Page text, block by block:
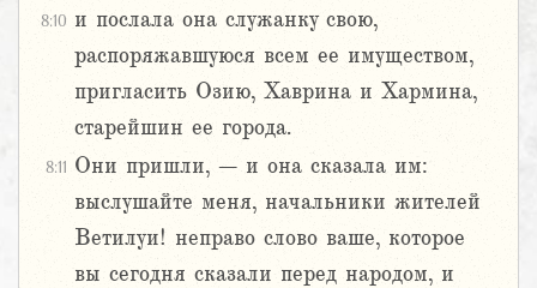
8:10 и послала она служанку свою,
распоряжавшуюся всем ее имуществом,
пригласить Озию, Хаврина и Хармина,
старейшин ее города.
8:11 Они пришли, – и она сказала им:
выслушайте меня, начальники жителей
Ветилуи! неправо слово ваше, которое
вы сегодня сказали перед народом, и